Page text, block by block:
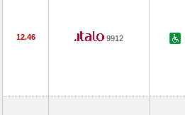
12.46 9912